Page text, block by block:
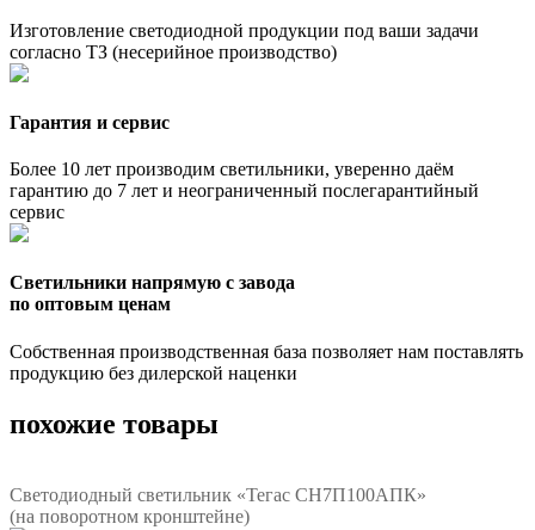
Изготовление светодиодной продукции под ваши задачи
согласно ТЗ (несерийное производство)
Гарантия и сервис
Более 10 лет производим светильники, уверенно даём
гарантию до 7 лет и неограниченный послегарантийный
сервис
Светильники напрямую с завода
по оптовым ценам
Собственная производственная база позволяет нам поставлять
продукцию без дилерской наценки
похожие товары
Светодиодный светильник «Тегас СН7П100АПК»
(на поворотном кронштейне)